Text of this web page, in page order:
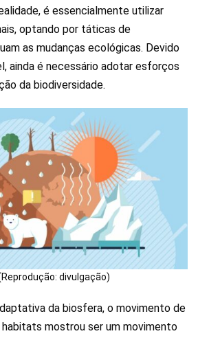
é essencialmente utilizar
optando por táticas de
as mudanças ecológicas. Devido
ainda é necessário adotar esforços
da biodiversidade.
divulgação)
da biosfera, o movimento de
mostrou ser um movimento